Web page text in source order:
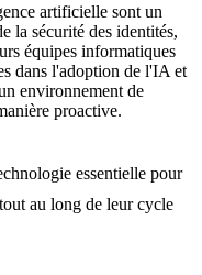
artificielle sont un
la sécurité des identités,
équipes informatiques
dans l'adoption de l'IA et
environnement de
proactive.
essentielle pour
au long de leur cycle